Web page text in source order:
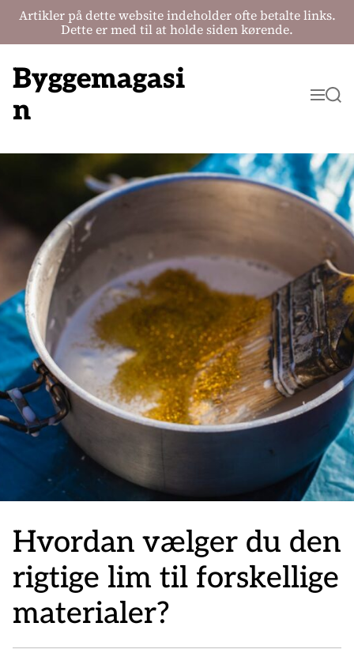
Artikler på dette website indeholder ofte betalte links.
Dette er med til at holde siden kørende.
o
Byggemagasi
n
M
e
S
e
h
Hvordan vælger du den
rigtige lim til forskellige
materialer?